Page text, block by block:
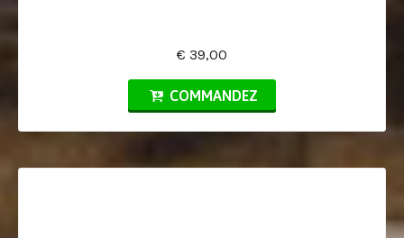
€ 39,00
COMMANDEZ